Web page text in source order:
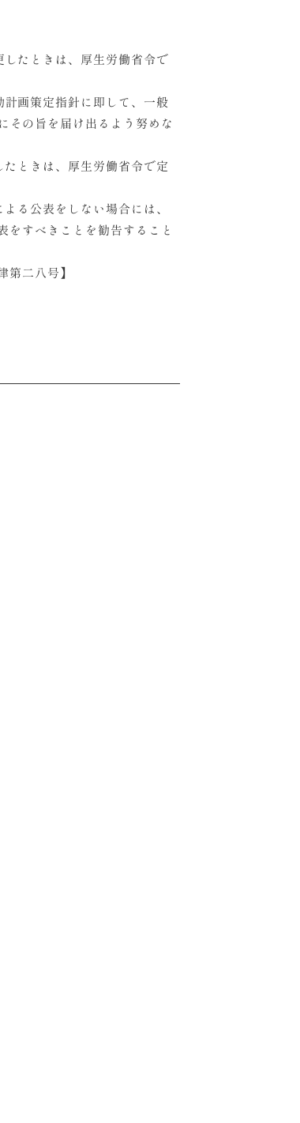
たときは、厚生労働省令で
画策定指針に即して、一般
その旨を届け出るよう努めな
ときは、厚生労働省令で定
る公表をしない場合には、
すべきことを勧告すること
二八号】